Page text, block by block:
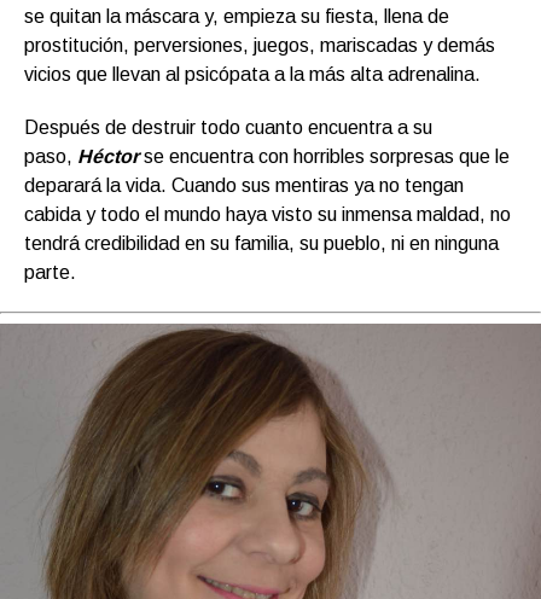
se quitan la máscara y, empieza su fiesta, llena de
prostitución, perversiones, juegos, mariscadas y demás
vicios que llevan al psicópata a la más alta adrenalina.
Después de destruir todo cuanto encuentra a su
paso, Héctorse encuentra con horribles sorpresas que le
deparará la vida. Cuando sus mentiras ya no tengan
cabida y todo el mundo haya visto su inmensa maldad, no
tendrá credibilidad en su familia, su pueblo, ni en ninguna
parte.